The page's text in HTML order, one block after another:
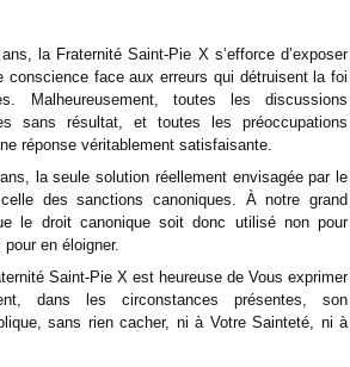
la Fraternité Saint-Pie X s’efforce d’exposer
conscience face aux erreurs qui détruisent la foi
Malheureusement, toutes les discussions
sans résultat, et toutes les préoccupations
réponse véritablement satisfaisante.
la seule solution réellement envisagée par le
des sanctions canoniques. À notre grand
le droit canonique soit donc utilisé non pour
en éloigner.
Saint-Pie X est heureuse de Vous exprimer
dans les circonstances présentes, son
sans rien cacher, ni à Votre Sainteté, ni à